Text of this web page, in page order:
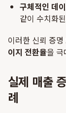
구체적인 데
같이 수치화
이러한 신뢰 증
이지 전환율을
실제 매출
례